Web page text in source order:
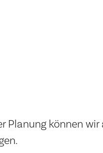
Planung können